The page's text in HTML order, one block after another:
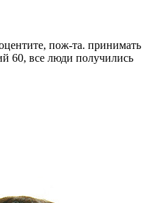
пож-та. принимать
60, все люди получились